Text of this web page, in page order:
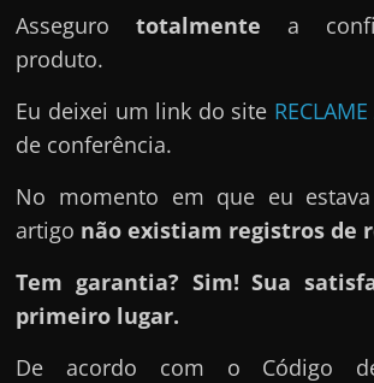
Assegurototalmente a
produto.
Eu deixei um link do site
de conferência.
No momento em que eu
artigo não existiam registros de
Tem garantia? Sim! Sua
primeiro lugar.
De acordo com o Código